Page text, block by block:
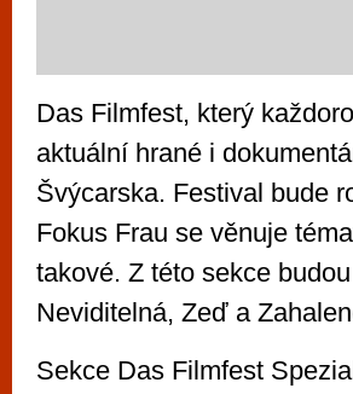
Das Filmfest, který
aktuální hrané i
Švýcarska. Festival bude
Fokus Frau se věnuje
takové. Z této sekce
Neviditelná, Zeď a
Sekce Das Filmfest